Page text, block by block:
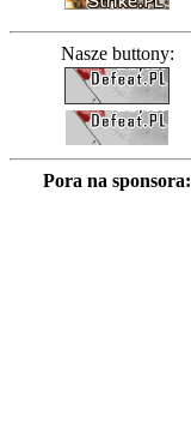
Nasze buttony:
Pora na sponsora: